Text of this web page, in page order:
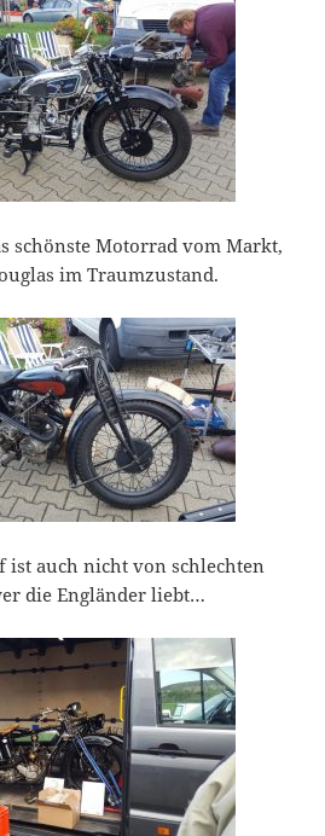
schönste Motorrad vom Markt,
im Traumzustand.
ist auch nicht von schlechten
die Engländer liebt…